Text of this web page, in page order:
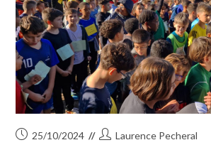
Publication
25/10/2024
Auteur/autrice
Laurence Pecheral